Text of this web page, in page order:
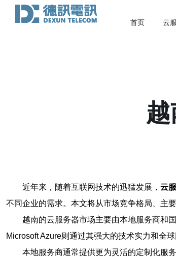
首页 云
近年来，随着互联网技术的迅猛发展， 云
不同企业的需求。本文将从市场竞争格局、主
越南的云服务器市场主要由本地服务商和
Microsoft Azure则通过其强大的技术实力和全
本地服务商通常提供更为灵活的定制化服